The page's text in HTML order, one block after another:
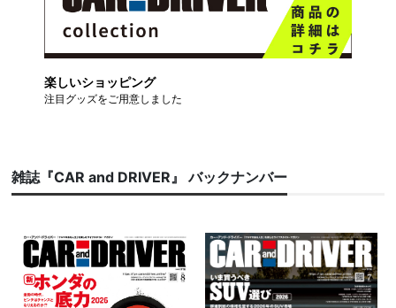
楽しいショッピング
注目グッズをご用意しました
雑誌『CAR and DRIVER』 バックナンバー